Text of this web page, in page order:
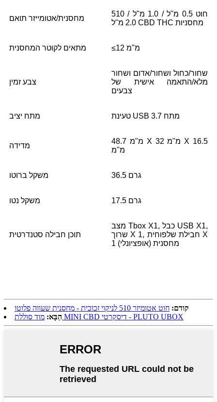
מחסנית/אטומייזר תואם
510 חוט 0.5 מ"ל / 1.0 מ"ל /
2.0 מ"ל CBD THC מחסניות
מתאים לקוטר המחסנית ≤12 מ"מ
צבע זמין
שחור/כחול ושחור/אדום ושחור
מלא/התאמה אישית של
צבעים
מתח יציב טעינת USB 3.7 מתח
מדידה
48.7 מ"מ X 32 מ"מ X 16.5
מ"מ
משקל ברוטו 36.5 גרם
משקל נטו 17.5 גרם
תוכן חבילה סטנדרטית
מצב Tbox X1, כבל USB X1,
שרוך X 1, חבילת שלפוחית ​​X
1 מחסנית (אופציונלי)
קודם: חוט אטומיזר 510 לניקוי זכוכית - מחסנית שעווה פלוטו
הַבָּא:
מוד סוללת MINI CBD דיסקרטי - PLUTO UBOX